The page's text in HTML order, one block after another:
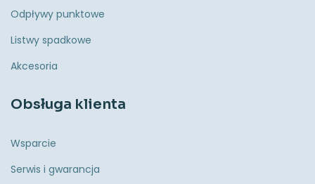
Odpływy punktowe
Listwy spadkowe
Akcesoria
Obsługa klienta
Wsparcie
Serwis i gwarancja